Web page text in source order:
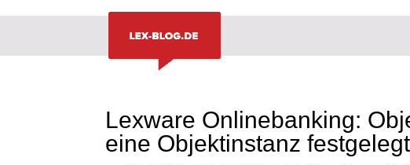
Lexware Onlinebanking:
eine Objektinstanz